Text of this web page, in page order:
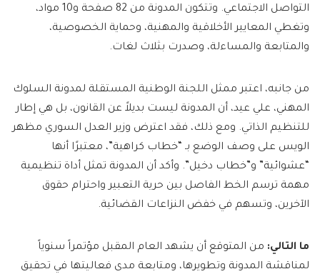
التواصل الاجتماعي. وتتكون المدونة من 82 صفحة و10 مواد،
وتغطي المعايير الأخلاقية والمهنية، وحماية الخصوصية،
والمتابعة والمساءلة، وصدرت بثلاث لغات.
من جانبه، اعتبر ممثل اللجنة الوطنية المستقلة لمدونة السلوك
المهني، علي عيد، أن المدونة ليست بديلاً عن القانون، بل هي إطار
للتنظيم الذاتي. ومع ذلك، فقد اعترض وزير العدل السوري مظهر
الويس على وصف الوضع بـ “خطاب كراهية”، معتبرًا أنها
“عشوائية” و”خطاب دخيل”. وأكد أن المدونة تمثل أداة تنظيمية
مهمة ترسم الخط الفاصل بين حرية التعبير واحترام حقوق
الآخرين، وتسهم في خفض النزاعات القضائية.
ما التالي: من المتوقع أن يشهد العام المقبل مؤتمراً سنوياً
لمناقشة المدونة وتطويرها، ومتابعة مدى فعاليتها في تحقيق